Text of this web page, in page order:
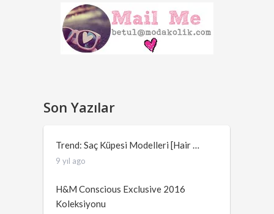
Son Yazılar
Trend: Saç Küpesi Modelleri [Hair …
9 yıl ago
H&M Conscious Exclusive 2016
Koleksiyonu